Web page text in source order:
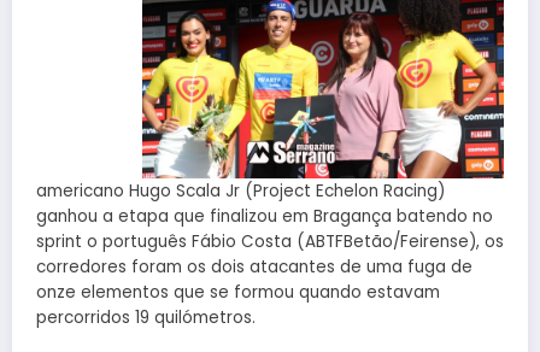
americano Hugo Scala Jr (Project Echelon Racing)
ganhou a etapa que finalizou em Bragança batendo no
sprint o português Fábio Costa (ABTFBetão/Feirense), os
corredores foram os dois atacantes de uma fuga de
onze elementos que se formou quando estavam
percorridos 19 quilómetros.